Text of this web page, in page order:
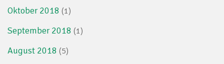
Oktober 2018 (1)
September 2018 (1)
August 2018 (5)